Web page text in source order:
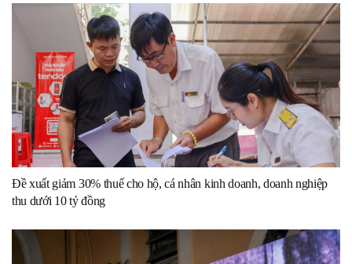
Đề xuất giảm 30% thuế cho hộ, cá nhân kinh doanh, doanh nghiệp
thu dưới 10 tỷ đồng